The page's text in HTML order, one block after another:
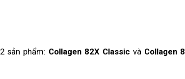
sản phẩm: Collagen 82X Classic và Collagen